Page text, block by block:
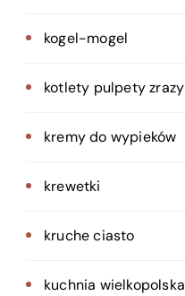
kogel-mogel
kotlety pulpety zrazy
kremy do wypieków
krewetki
kruche ciasto
kuchnia wielkopolska